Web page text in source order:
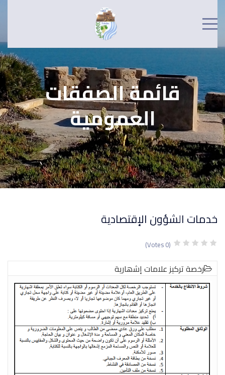
قائمة الصفقات
العمومية
خدمات الشؤون الإقتصادية
(0 Votes)
رخصة تركیز علامات إشھاریة